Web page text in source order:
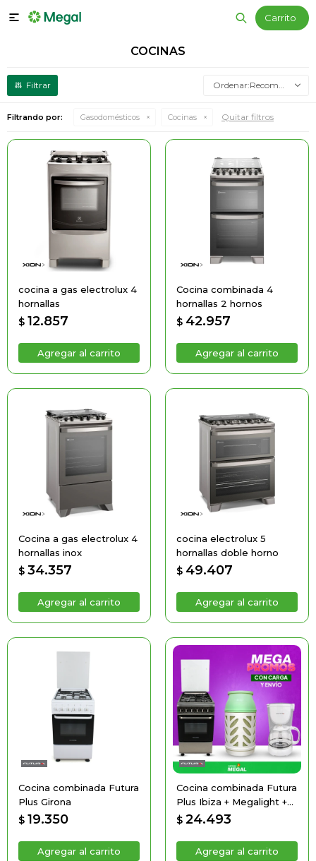

COCINAS
Recomendados
Filtrando por: Gasodomésticos Cocinas Quitar filtros
cocina a gas electrolux 4
hornallas
$ 12.857
Cocina combinada 4
hornallas 2 hornos
$ 42.957
Cocina a gas electrolux 4
hornallas inox
$ 34.357
cocina electrolux 5
hornallas doble horno
$ 49.407
Cocina combinada Futura
Plus Girona
$ 19.350
Cocina combinada Futura
Plus Ibiza + Megalight +
Cafetera de Regalo
$ 24.493